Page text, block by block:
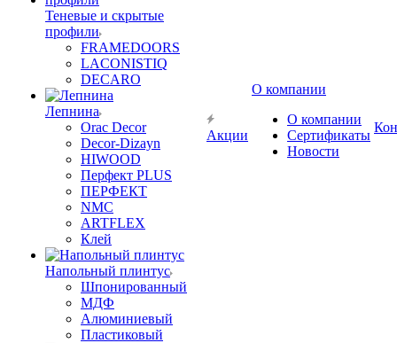
Теневые и скрытые
профили
FRAMEDOORS
LACONISTIQ
DECARO
Лепнина
Orac Decor
Decor-Dizayn
HIWOOD
Перфект PLUS
ПЕРФЕКТ
NMC
ARTFLEX
Клей
Напольный плинтус
Шпонированный
МДФ
Алюминиевый
Пластиковый
Акции
О компании
О компании
Сертификаты
Новости